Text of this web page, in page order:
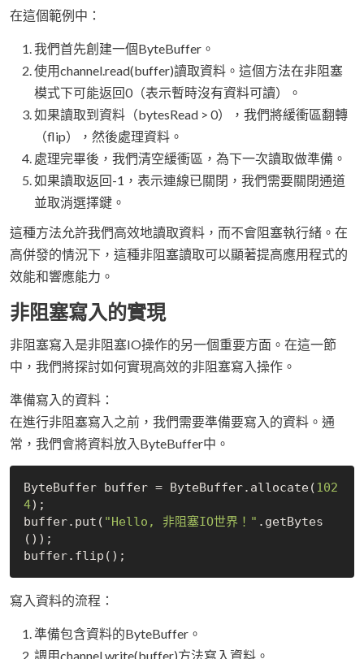
在這個範例中：
我們首先創建一個ByteBuffer。
使用channel.read(buffer)讀取資料。這個方法在非阻塞
模式下可能返回0（表示暫時沒有資料可讀）。
如果讀取到資料（bytesRead > 0），我們將緩衝區翻轉
（flip），然後處理資料。
處理完畢後，我們清空緩衝區，為下一次讀取做準備。
如果讀取返回-1，表示連線已關閉，我們需要關閉通道
並取消選擇鍵。
這種方法允許我們高效地讀取資料，而不會阻塞執行緒。在
高併發的情況下，這種非阻塞讀取可以顯著提高應用程式的
效能和響應能力。
非阻塞寫入的實現
非阻塞寫入是非阻塞IO操作的另一個重要方面。在這一節
中，我們將探討如何實現高效的非阻塞寫入操作。
準備寫入的資料：
在進行非阻塞寫入之前，我們需要準備要寫入的資料。通
常，我們會將資料放入ByteBuffer中。
ByteBuffer buffer = ByteBuffer.allocate(102
4);
buffer.put( "Hello, 非阻塞IO世界！" .getBytes
());
寫入資料的流程：
準備包含資料的ByteBuffer。
調用channel.write(buffer)方法寫入資料。